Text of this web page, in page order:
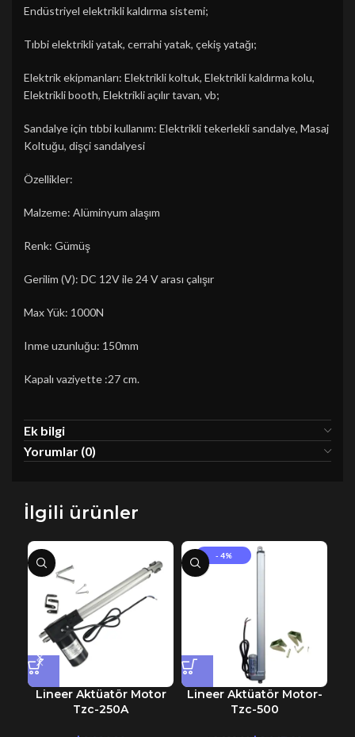
Endüstriyel elektrikli kaldırma sistemi;
Tıbbi elektrikli yatak, cerrahi yatak, çekiş yatağı;
Elektrik ekipmanları: Elektrikli koltuk, Elektrikli kaldırma kolu,
Elektrikli booth, Elektrikli açılır tavan, vb;
Sandalye için tıbbi kullanım: Elektrikli tekerlekli sandalye, Masaj
Koltuğu, dişçi sandalyesi
Özellikler:
Malzeme: Alüminyum alaşım
Renk: Gümüş
Gerilim (V): DC 12V ile 24 V arası çalışır
Max Yük: 1000N
Inme uzunluğu: 150mm
Kapalı vaziyette :27 cm.
Ek bilgi
Yorumlar (0)
İlgili ürünler
Lineer Aktüatör Motor
Tzc-250A
- 4%
Lineer Aktüatör Motor-
Tzc-500